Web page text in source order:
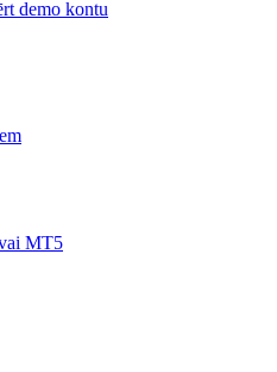
demo kontu
MT5